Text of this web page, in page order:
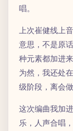
唱。
上次崔健线上
意思，不是原
种元素都加进
为然，我还处
级阶段，离会
这次编曲我加
乐，人声合唱